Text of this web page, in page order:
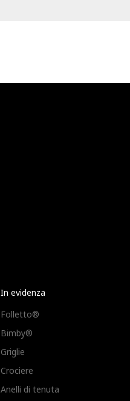
In evidenza
Folletto®
Bimby®
Griglie
Crociere
Anelli di tenuta